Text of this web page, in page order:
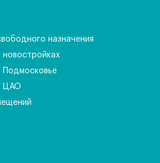
назначения
Подмосковье
ЦАО